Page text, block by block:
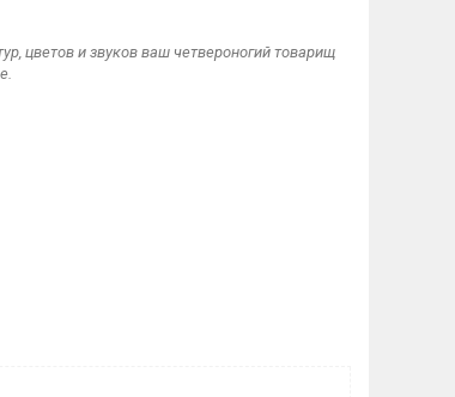
цветов и звуков ваш четвероногий товарищ